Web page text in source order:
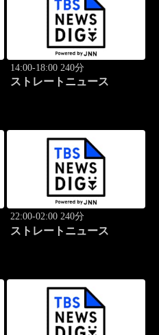
14:00-18:00 240分
ストレートニュース
22:00-02:00 240分
ストレートニュース